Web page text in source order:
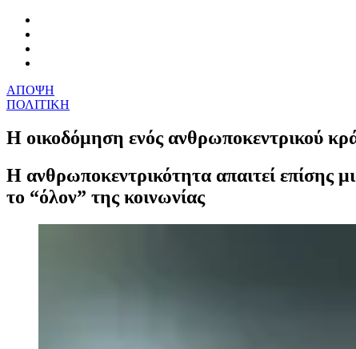
ΑΠΟΨΗ
ΠΟΛΙΤΙΚΗ
Η οικοδόμηση ενός ανθρωποκεντρικού
Η ανθρωποκεντρικότητα απαιτεί επίσης
το “όλον” της κοινωνίας